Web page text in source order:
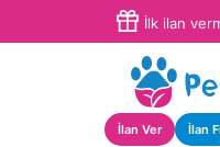
İlk ilan
İlan Ver İlan